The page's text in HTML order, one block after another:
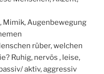
Mimik, Augenbewegung
rüber, welchen
Ruhig, nervös , leise,
aktiv, aggressiv